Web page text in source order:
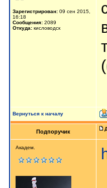
Зарегистрирован: 09 сен 2015,
16:18
Сообщения: 2089
Откуда: кисловодск
Вернуться к началу
Подпоручик
Академ.